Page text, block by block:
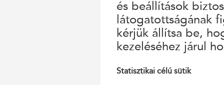
és beállítások
látogatottságának
kérjük állítsa be,
kezeléséhez járul
Statisztikai célú sütik